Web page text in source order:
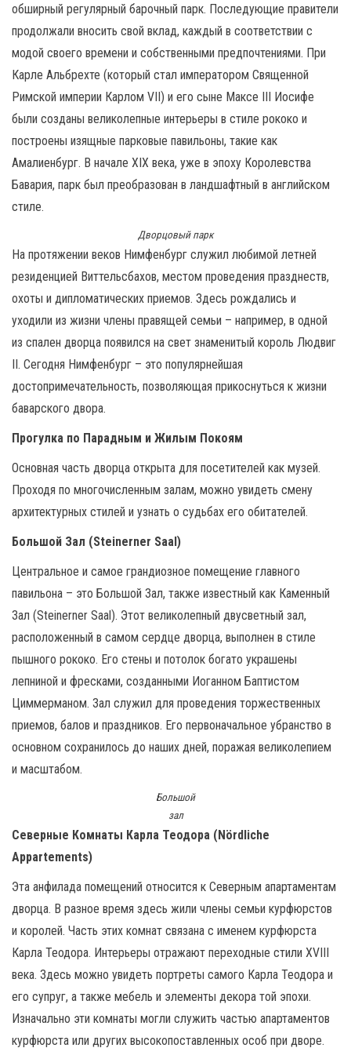
обширный регулярный барочный парк. Последующие правители
продолжали вносить свой вклад, каждый в соответствии с
модой своего времени и собственными предпочтениями. При
Карле Альбрехте (который стал императором Священной
Римской империи Карлом VII) и его сыне Максе III Иосифе
были созданы великолепные интерьеры в стиле рококо и
построены изящные парковые павильоны, такие как
Амалиенбург. В начале XIX века, уже в эпоху Королевства
Бавария, парк был преобразован в ландшафтный в английском
стиле.
Дворцовый парк
На протяжении веков Нимфенбург служил любимой летней
резиденцией Виттельсбахов, местом проведения празднеств,
охоты и дипломатических приемов. Здесь рождались и
уходили из жизни члены правящей семьи – например, в одной
из спален дворца появился на свет знаменитый король Людвиг
II. Сегодня Нимфенбург – это популярнейшая
достопримечательность, позволяющая прикоснуться к жизни
баварского двора.
Прогулка по Парадным и Жилым Покоям
Основная часть дворца открыта для посетителей как музей.
Проходя по многочисленным залам, можно увидеть смену
архитектурных стилей и узнать о судьбах его обитателей.
Большой Зал (Steinerner Saal)
Центральное и самое грандиозное помещение главного
павильона – это Большой Зал, также известный как Каменный
Зал (Steinerner Saal). Этот великолепный двусветный зал,
расположенный в самом сердце дворца, выполнен в стиле
пышного рококо. Его стены и потолок богато украшены
лепниной и фресками, созданными Иоганном Баптистом
Циммерманом. Зал служил для проведения торжественных
приемов, балов и праздников. Его первоначальное убранство в
основном сохранилось до наших дней, поражая великолепием
и масштабом.
Большой
зал
Северные Комнаты Карла Теодора (Nördliche
Appartements)
Эта анфилада помещений относится к Северным апартаментам
дворца. В разное время здесь жили члены семьи курфюрстов
и королей. Часть этих комнат связана с именем курфюрста
Карла Теодора. Интерьеры отражают переходные стили XVIII
века. Здесь можно увидеть портреты самого Карла Теодора и
его супруг, а также мебель и элементы декора той эпохи.
Изначально эти комнаты могли служить частью апартаментов
курфюрста или других высокопоставленных особ при дворе.